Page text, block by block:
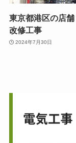
東京都港区の店
改修工事
2024年7月30日